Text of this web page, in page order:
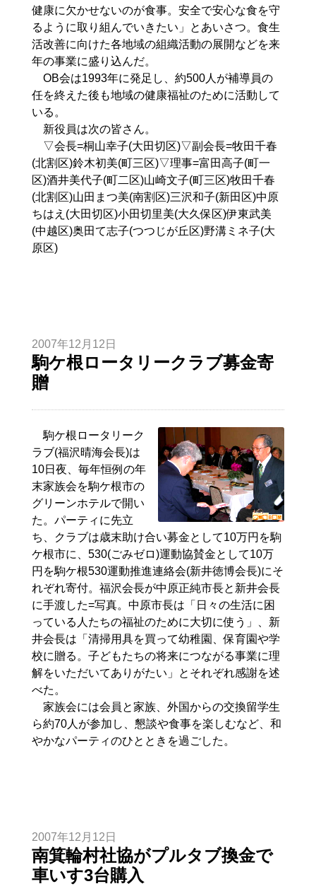
健康に欠かせないのが食事。安全で安心な食を守
るように取り組んでいきたい」とあいさつ。食生
活改善に向けた各地域の組織活動の展開などを来
年の事業に盛り込んだ。
OB会は1993年に発足し、約500人が補導員の
任を終えた後も地域の健康福祉のために活動して
いる。
新役員は次の皆さん。
▽会長=桐山幸子(大田切区)▽副会長=牧田千春
(北割区)鈴木初美(町三区)▽理事=富田高子(町一
区)酒井美代子(町二区)山崎文子(町三区)牧田千春
(北割区)山田まつ美(南割区)三沢和子(新田区)中原
ちはえ(大田切区)小田切里美(大久保区)伊東武美
(中越区)奥田て志子(つつじが丘区)野溝ミネ子(大
原区)
2007年12月12日
駒ケ根ロータリークラブ募金寄
贈
駒ケ根ロータリーク
ラブ(福沢晴海会長)は
10日夜、毎年恒例の年
末家族会を駒ケ根市の
グリーンホテルで開い
た。パーティに先立
ち、クラブは歳末助け合い募金として10万円を駒
ケ根市に、530(ごみゼロ)運動協賛金として10万
円を駒ケ根530運動推進連絡会(新井徳博会長)にそ
れぞれ寄付。福沢会長が中原正純市長と新井会長
に手渡した=写真。中原市長は「日々の生活に困
っている人たちの福祉のために大切に使う」、新
井会長は「清掃用具を買って幼稚園、保育園や学
校に贈る。子どもたちの将来につながる事業に理
解をいただいてありがたい」とそれぞれ感謝を述
べた。
家族会には会員と家族、外国からの交換留学生
ら約70人が参加し、懇談や食事を楽しむなど、和
やかなパーティのひとときを過ごした。
2007年12月12日
南箕輪村社協がプルタブ換金で
車いす3台購入